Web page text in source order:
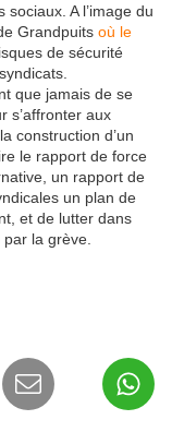
A l’image du
Grandpuits où le
de sécurité
que jamais de se
s’affronter aux
construction d’un
le rapport de force
un rapport de
un plan de
et de lutter dans
la grève.